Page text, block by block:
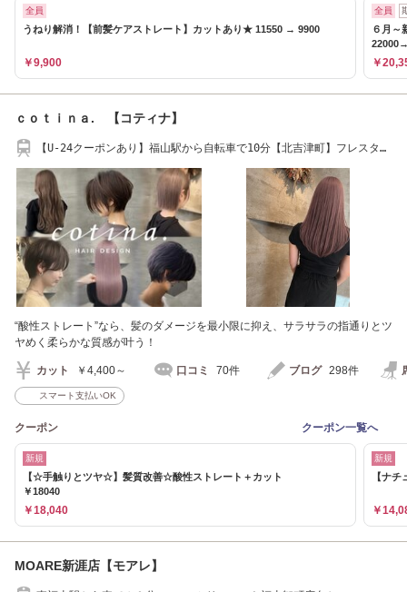
全員
うねり解消！【前髪ケアストレート】カットあり★ 11550 → 9900
￥9,900
全員
６月～
￥
ｃｏｔｉｎａ. 【コティナ】
【U-24クーポンあり】福山駅から自転車で10分【北吉津町】フレスタか
“酸性ストレート”なら、髪のダメージを最小限に抑え、サラサラの指通りとツ
ヤめく柔らかな質感が叶う！
カット ￥4,400～ 口コミ 70件 ブログ 298件
スマート支払いOK
クーポン クーポン一覧へ
新規
【☆手触りとツヤ☆】髪質改善☆酸性ストレート＋カット
￥18040
￥18,040
新規
【ナ
￥
MOARE新涯店【モアレ】